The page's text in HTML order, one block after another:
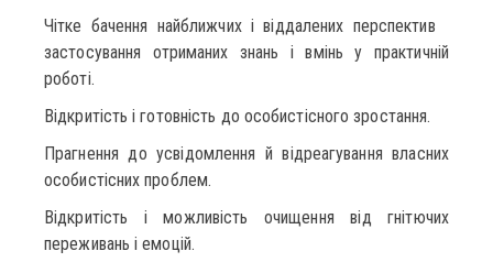
Чітке бачення найближчих і віддалених перспектив
застосування отриманих знань і вмінь у практичній
роботі.
Відкритість і готовність до особистісного зростання.
Прагнення до усвідомлення й відреагування власних
особистісних проблем.
Відкритість і можливість очищення від гнітючих
переживань і емоцій.